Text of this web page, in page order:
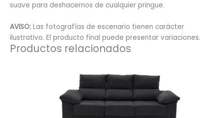
suave para deshacernos de cualquier pringue.
AVISO: Las fotografías de escenario tienen carácter
ilustrativo. El producto final puede presentar variaciones.
Productos relacionados
múltiples
variantes.